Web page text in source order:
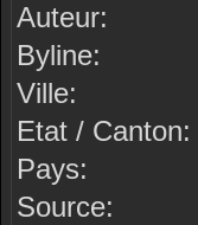
Auteur:
Byline:
Ville:
Etat / Canton:
Pays:
Source: